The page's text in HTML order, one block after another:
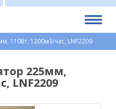
110Вт, 1200м3/час, LNF2209
225мм,
LNF2209